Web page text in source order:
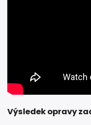
Výsledek opravy